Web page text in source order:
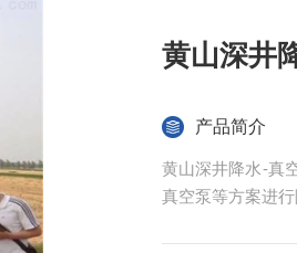
黄山深井
产品简介
黄山深井降水-真
真空泵等方案进行